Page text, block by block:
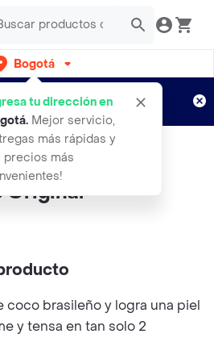
Bogotá
tu dirección en
. Mejor servicio,
más rápidas y
precios más
por semanas
Aplican TyC
Reafirmante
Original
coco brasileño y logra una piel
y tensa en tan solo 2